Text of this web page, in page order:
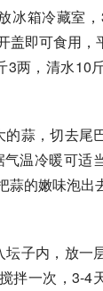
冰箱冷藏室
即可食用，
3两，清水10
蒜，切去尾
温冷暖可适
蒜的嫩味泡出
子内，放一
拌一次，3-4